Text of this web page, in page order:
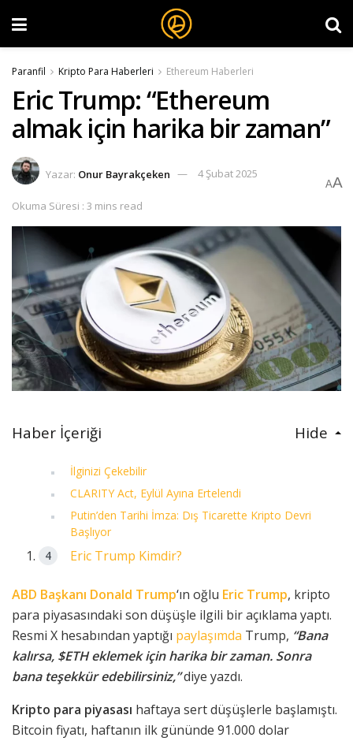
Paranfil Kripto Para Haberleri Ethereum Haberleri
Eric Trump: “Ethereum
almak için harika bir zaman”
Yazar: Onur Bayrakçeken 4 Şubat 2025
Okuma Süresi : 3 mins read
AA
Haber İçeriği Hide
İlginizi Çekebilir
CLARITY Act, Eylül Ayına Ertelendi
Putin’den Tarihi İmza: Dış Ticarette Kripto Devri
Başlıyor
Eric Trump Kimdir?
ABD Başkanı Donald Trump‘ın oğlu Eric Trump, kripto
para piyasasındaki son düşüşle ilgili bir açıklama yaptı.
Resmi X hesabından yaptığı paylaşımda Trump, “Bana
kalırsa, $ETH eklemek için harika bir zaman. Sonra
bana teşekkür edebilirsiniz,”diye yazdı.
Kripto para piyasası haftaya sert düşüşlerle başlamıştı.
Bitcoin fiyatı, haftanın ilk gününde 91.000 dolar